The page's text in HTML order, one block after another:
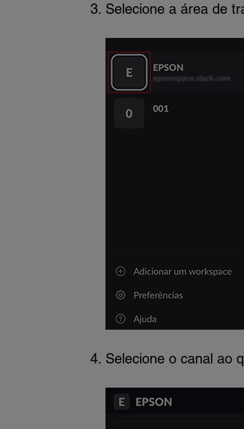
Selecione a área de
Selecione o canal ao